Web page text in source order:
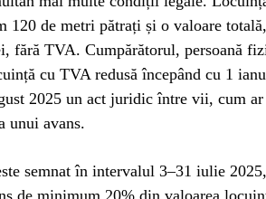
120 de metri pătrați și o valoare
fără TVA. Cumpărătorul, persoană
cu TVA redusă începând cu 1
2025 un act juridic între vii, cum
unui avans.
semnat în intervalul 3–31 iulie
de minimum 20% din valoarea